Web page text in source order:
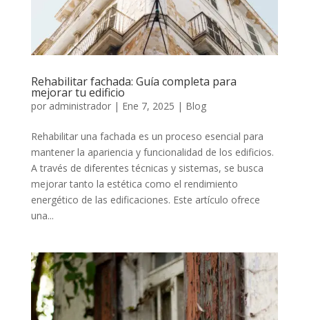
Rehabilitar fachada: Guía completa para
mejorar tu edificio
por administrador| Ene 7, 2025 | Blog
Rehabilitar una fachada es un proceso esencial para
mantener la apariencia y funcionalidad de los edificios.
A través de diferentes técnicas y sistemas, se busca
mejorar tanto la estética como el rendimiento
energético de las edificaciones. Este artículo ofrece
una...